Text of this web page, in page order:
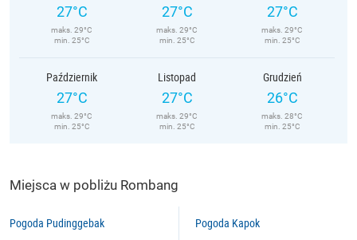
27°C
maks. 29°C
min. 25°C
27°C
maks. 29°C
min. 25°C
27°C
maks. 29°C
min. 25°C
Październik
27°C
maks. 29°C
min. 25°C
Listopad
27°C
maks. 29°C
min. 25°C
Grudzień
26°C
maks. 28°C
min. 25°C
Miejsca w pobliżu Rombang
Pogoda Pudinggebak Pogoda Kapok